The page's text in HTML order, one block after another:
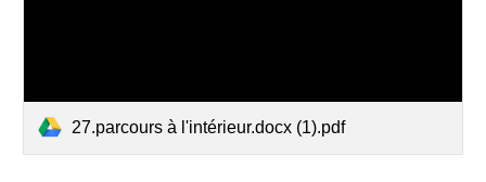
27.parcours à l'intérieur.docx (1).pdf